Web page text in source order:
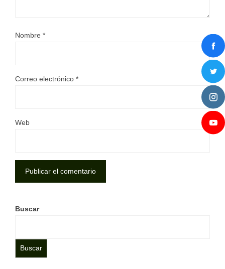
Nombre *
Correo electrónico *
Web
Buscar
Buscar